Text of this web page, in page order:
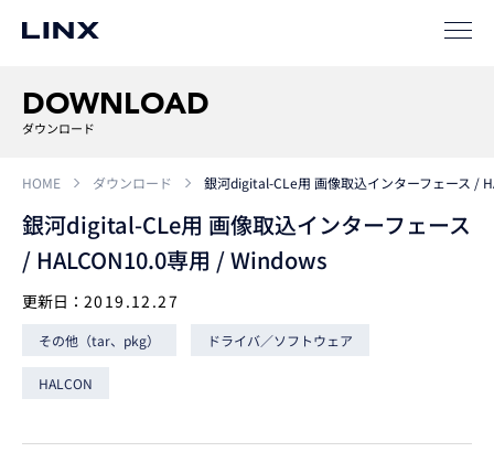
SIパートナー
新卒採用 中途採用
DOWNLOAD
ダウンロード
HOME ダウンロード 銀河digital-CLe用 画像取込インターフェース /
銀河digital-CLe用 画像取込インターフェース
/ HALCON10.0専用 / Windows
更新日： 2019.12.27
その他（tar、pkg） ドライバ／ソフトウェア
HALCON